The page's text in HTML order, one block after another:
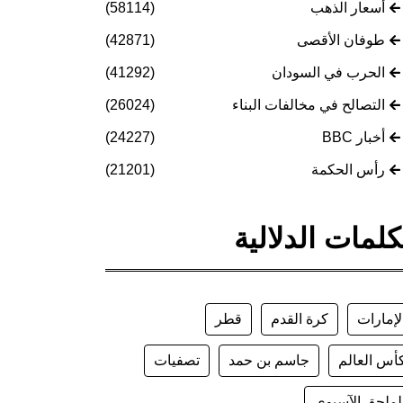
أسعار الذهب (58114)
طوفان الأقصى (42871)
الحرب في السودان (41292)
التصالح في مخالفات البناء (26024)
أخبار BBC (24227)
رأس الحكمة (21201)
الدلالية
الإمارات كرة القدم قطر
العالم جاسم بن حمد تصفيات